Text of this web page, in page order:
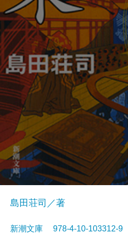
島田荘司／著
新潮文庫 978-4-10-103312-